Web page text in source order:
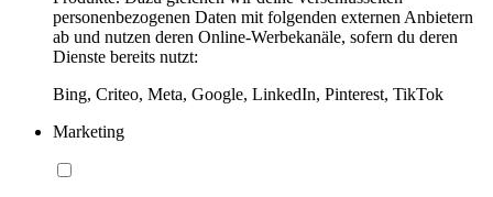
personenbezogenen Daten mit folgenden externen Anbietern
ab und nutzen deren Online-Werbekanäle, sofern du deren
Dienste bereits nutzt:
Bing, Criteo, Meta, Google, LinkedIn, Pinterest, TikTok
Marketing